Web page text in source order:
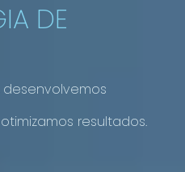
DE
resultados.